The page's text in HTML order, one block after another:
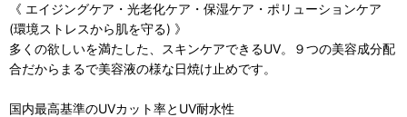
《 エイジングケア・光老化ケア・保湿ケア・ポリューションケア
(環境ストレスから肌を守る) 》
多くの欲しいを満たした、スキンケアできるUV。９つの美容成分配
合だからまるで美容液の様な日焼け止めです。
国内最高基準のUVカット率とUV耐水性